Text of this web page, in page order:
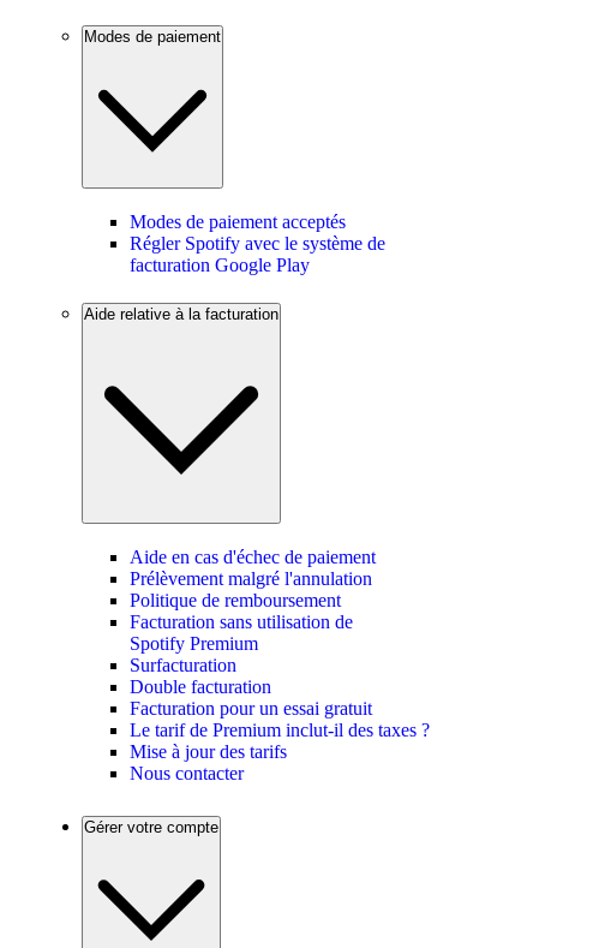
Modes de paiement
Modes de paiement acceptés
Régler Spotify avec le système de
facturation Google Play
Aide relative à la facturation
Aide en cas d'échec de paiement
Prélèvement malgré l'annulation
Politique de remboursement
Facturation sans utilisation de
Spotify Premium
Surfacturation
Double facturation
Facturation pour un essai gratuit
Le tarif de Premium inclut-il des taxes ?
Mise à jour des tarifs
Nous contacter
Gérer votre compte